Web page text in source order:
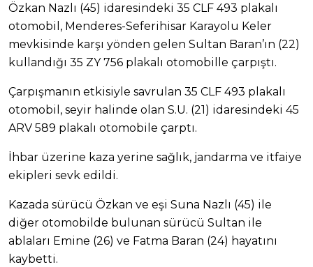
Özkan Nazlı (45) idaresindeki 35 CLF 493 plakalı
otomobil, Menderes-Seferihisar Karayolu Keler
mevkisinde karşı yönden gelen Sultan Baran’ın (22)
kullandığı 35 ZY 756 plakalı otomobille çarpıştı.
Çarpışmanın etkisiyle savrulan 35 CLF 493 plakalı
otomobil, seyir halinde olan S.U. (21) idaresindeki 45
ARV 589 plakalı otomobile çarptı.
İhbar üzerine kaza yerine sağlık, jandarma ve itfaiye
ekipleri sevk edildi.
Kazada sürücü Özkan ve eşi Suna Nazlı (45) ile
diğer otomobilde bulunan sürücü Sultan ile
ablaları Emine (26) ve Fatma Baran (24) hayatını
kaybetti.